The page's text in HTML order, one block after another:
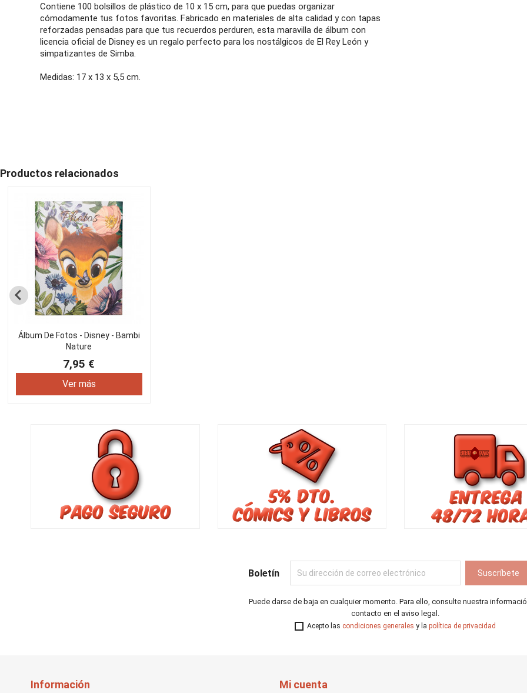
Contiene 100 bolsillos de plástico de 10 x 15 cm, para que puedas organizar
cómodamente tus fotos favoritas. Fabricado en materiales de alta calidad y con tapas
reforzadas pensadas para que tus recuerdos perduren, esta maravilla de álbum con
licencia oficial de Disney es un regalo perfecto para los nostálgicos de El Rey León y
simpatizantes de Simba.
Medidas: 17 x 13 x 5,5 cm.
Productos relacionados
Álbum De Fotos - Disney - Bambi
Nature
7,95 €
Ver más
Boletín
Puede darse de baja en cualquier momento. Para ello, consulte nuestra
contacto en el aviso legal.
Acepto las condiciones generales y la política de privacidad
Información Mi cuenta